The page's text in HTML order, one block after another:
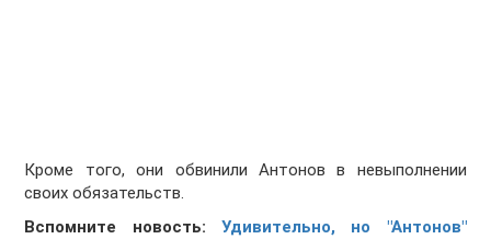
Кроме того, они обвинили Антонов в невыполнении
своих обязательств.
Вспомните новость: Удивительно, но "Антонов"